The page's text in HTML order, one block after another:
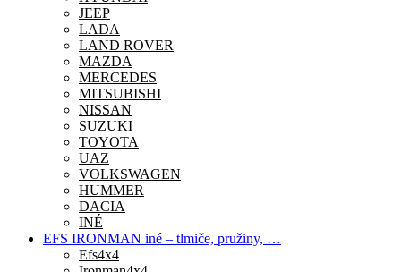
JEEP
LADA
LAND ROVER
MAZDA
MERCEDES
MITSUBISHI
NISSAN
SUZUKI
TOYOTA
UAZ
VOLKSWAGEN
HUMMER
DACIA
INÉ
EFS IRONMAN iné – tlmiče, pružiny, …
Efs4x4